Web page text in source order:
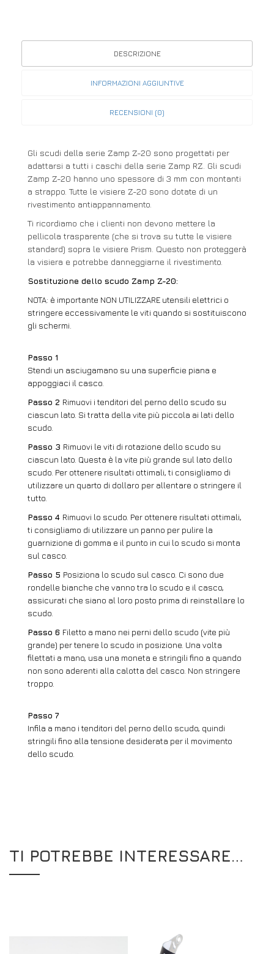
DESCRIZIONE
INFORMAZIONI AGGIUNTIVE
RECENSIONI (0)
Gli scudi della serie Zamp Z-20 sono progettati per
adattarsi a tutti i caschi della serie Zamp RZ. Gli scudi
Zamp Z-20 hanno uno spessore di 3 mm con montanti
a strappo. Tutte le visiere Z-20 sono dotate di un
rivestimento antiappannamento.
Ti ricordiamo che i clienti non devono mettere la
pellicola trasparente (che si trova su tutte le visiere
standard) sopra le visiere Prism. Questo non proteggerà
la visiera e potrebbe danneggiarne il rivestimento.
Sostituzione dello scudo Zamp Z-20:
NOTA: è importante NON UTILIZZARE utensili elettrici o
stringere eccessivamente le viti quando si sostituiscono
gli schermi.
Passo 1
Stendi un asciugamano su una superficie piana e
appoggiaci il casco.
Passo 2 Rimuovi i tenditori del perno dello scudo su
ciascun lato. Si tratta della vite più piccola ai lati dello
scudo.
Passo 3 Rimuovi le viti di rotazione dello scudo su
ciascun lato. Questa è la vite più grande sul lato dello
scudo. Per ottenere risultati ottimali, ti consigliamo di
utilizzare un quarto di dollaro per allentare o stringere il
tutto.
Passo 4 Rimuovi lo scudo. Per ottenere risultati ottimali,
ti consigliamo di utilizzare un panno per pulire la
guarnizione di gomma e il punto in cui lo scudo si monta
sul casco.
Passo 5 Posiziona lo scudo sul casco. Ci sono due
rondelle bianche che vanno tra lo scudo e il casco,
assicurati che siano al loro posto prima di reinstallare lo
scudo.
Passo 6 Filetto a mano nei perni dello scudo (vite più
grande) per tenere lo scudo in posizione. Una volta
filettati a mano, usa una moneta e stringili fino a quando
non sono aderenti alla calotta del casco. Non stringere
troppo.
Passo 7
Infila a mano i tenditori del perno dello scudo, quindi
stringili fino alla tensione desiderata per il movimento
dello scudo.
TI POTREBBE INTERESSARE…